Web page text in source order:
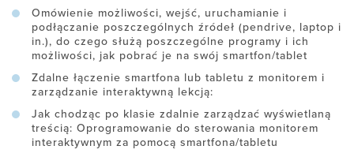
Omówienie możliwości, wejść, uruchamianie i
podłączanie poszczególnych źródeł (pendrive, laptop i
in.), do czego służą poszczególne programy i ich
możliwości, jak pobrać je na swój smartfon/tablet
Zdalne łączenie smartfona lub tabletu z monitorem i
zarządzanie interaktywną lekcją:
Jak chodząc po klasie zdalnie zarządzać wyświetlaną
treścią: Oprogramowanie do sterowania monitorem
interaktywnym za pomocą smartfona/tabletu